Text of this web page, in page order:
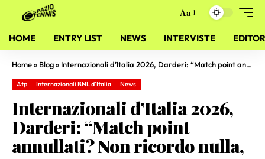
Aa
HOME ENTRY LIST NEWS INTERVISTE
Home» Blog» Internazionali d’Italia 2026, Darderi: “Match point annullati? Non ricordo nulla, ero troppo concentrato”
Atp Internazionali BNL d'Italia News
Internazionali d’Italia 2026,
Darderi: “Match point
annullati? Non ricordo nulla,